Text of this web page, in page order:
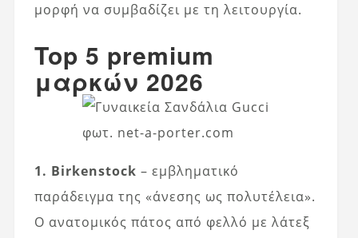
μορφή να συμβαδίζει με τη λειτουργία.
Top 5 premium
μαρκών 2026
φωτ. net-a-porter.com
1. Birkenstock – εμβληματικό
παράδειγμα της «άνεσης ως πολυτέλεια».
Ο ανατομικός πάτος από φελλό με λάτεξ